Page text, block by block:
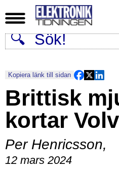
Kopiera länk till sidan
Brittisk
kortar
Per Henricsson,
12 mars 2024